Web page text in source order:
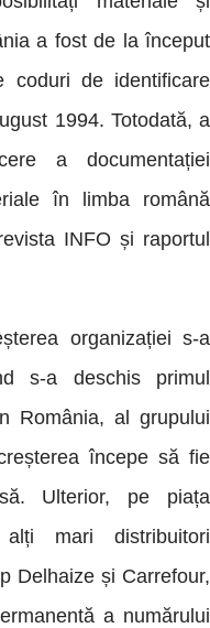
a fost de la început
coduri de identificare
1994. Totodată, a
a documentației
în limba română
INFO și raportul
organizației s-a
s-a deschis primul
România, al grupului
începe să fie
Ulterior, pe piața
mari distribuitori
Delhaize și Carrefour,
a numărului